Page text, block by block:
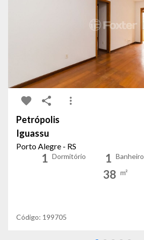
Petrópolis
Iguassu
Porto Alegre - RS
1 Dormitório 1 Banheiro
38 m²
Código: 199705